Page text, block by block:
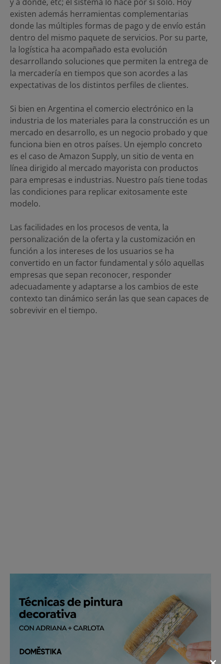
existen además herramientas complementarias
donde las múltiples formas de pago y de envío están
dentro del mismo paquete de servicios. Por su parte,
la logística ha acompañado esta evolución
desarrollando soluciones que permiten la entrega de
la mercadería en tiempos que son acordes a las
expectativas de los distintos perfiles de clientes.
Si bien en Argentina el comercio electrónico en la
industria de los materiales para la construcción es un
mercado en desarrollo, es un negocio probado y que
funciona bien en otros países. Un ejemplo concreto
es el caso de Amazon Supply, un sitio de venta en
línea dirigido al mercado mayorista con productos
para empresas e industrias. Nuestro país tiene todas
las condiciones para replicar exitosamente este
modelo.
Las facilidades en los procesos de venta, la
personalización de la oferta y la customización en
función a los intereses de los usuarios se ha
convertido en un factor fundamental y sólo aquellas
empresas que sepan reconocer, responder
adecuadamente y adaptarse a los cambios de este
contexto tan dinámico serán las que sean capaces de
sobrevivir en el tiempo.